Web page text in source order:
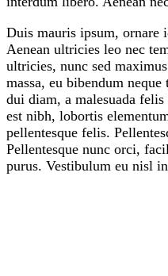
Duis mauris ipsum, ornare
Aenean ultricies leo nec
ultricies, nunc sed
massa, eu bibendum
dui diam, a malesuada felis
est nibh, lobortis
pellentesque felis.
Pellentesque nunc orci,
purus. Vestibulum eu nisl